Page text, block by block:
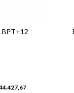
BPT+12